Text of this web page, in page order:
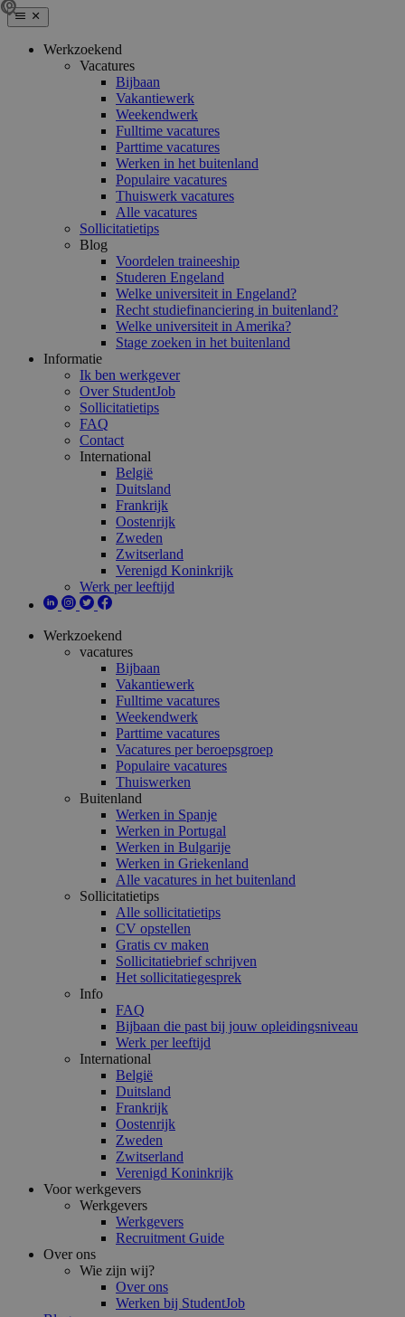
Werkzoekend
Vacatures
Bijbaan
Vakantiewerk
Weekendwerk
Fulltime vacatures
Parttime vacatures
Werken in het buitenland
Populaire vacatures
Thuiswerk vacatures
Alle vacatures
Sollicitatietips
Blog
Voordelen traineeship
Studeren Engeland
Welke universiteit in Engeland?
Recht studiefinanciering in buitenland?
Welke universiteit in Amerika?
Stage zoeken in het buitenland
Informatie
Ik ben werkgever
Over StudentJob
Sollicitatietips
FAQ
Contact
International
België
Duitsland
Frankrijk
Oostenrijk
Zweden
Zwitserland
Verenigd Koninkrijk
Werk per leeftijd
Werkzoekend
vacatures
Bijbaan
Vakantiewerk
Fulltime vacatures
Weekendwerk
Parttime vacatures
Vacatures per beroepsgroep
Populaire vacatures
Thuiswerken
Buitenland
Werken in Spanje
Werken in Portugal
Werken in Bulgarije
Werken in Griekenland
Alle vacatures in het buitenland
Sollicitatietips
Alle sollicitatietips
CV opstellen
Gratis cv maken
Sollicitatiebrief schrijven
Het sollicitatiegesprek
Info
FAQ
Bijbaan die past bij jouw opleidingsniveau
Werk per leeftijd
International
België
Duitsland
Frankrijk
Oostenrijk
Zweden
Zwitserland
Verenigd Koninkrijk
Voor werkgevers
Werkgevers
Werkgevers
Recruitment Guide
Over ons
Wie zijn wij?
Over ons
Werken bij StudentJob